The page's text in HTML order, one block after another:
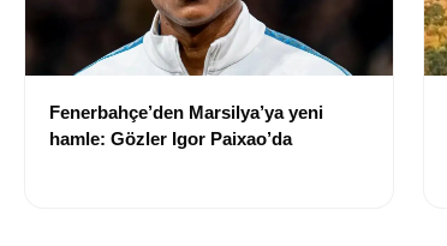
Fenerbahçe’den Marsilya’ya yeni
hamle: Gözler Igor Paixao’da